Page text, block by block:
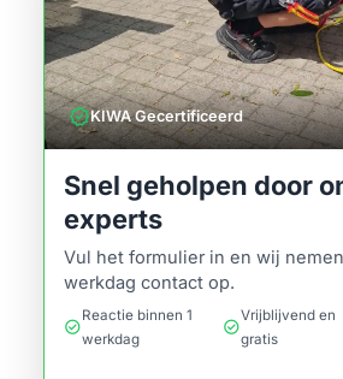
verifiedKIWA Gecertificeerd
Snel geholpen door
experts
Vul het formulier in en wij
werkdag contact op.
check_circle
Reactie binnen 1
werkdag
check_circle
Vrijblijvend en
gratis